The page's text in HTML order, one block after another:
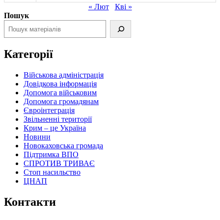
« Лют
Кві »
Пошук
Категорії
Військова адміністрація
Довідкова інформація
Допомога військовим
Допомога громадянам
Євроінтеграція
Звільненні території
Крим – це Україна
Новини
Новокаховська громада
Підтримка ВПО
СПРОТИВ ТРИВАЄ
Стоп насильство
ЦНАП
Контакти